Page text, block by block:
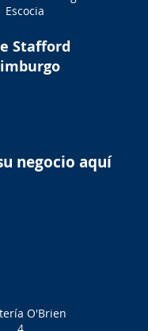
Escocia
Stafford
negocio aquí
O'Brien